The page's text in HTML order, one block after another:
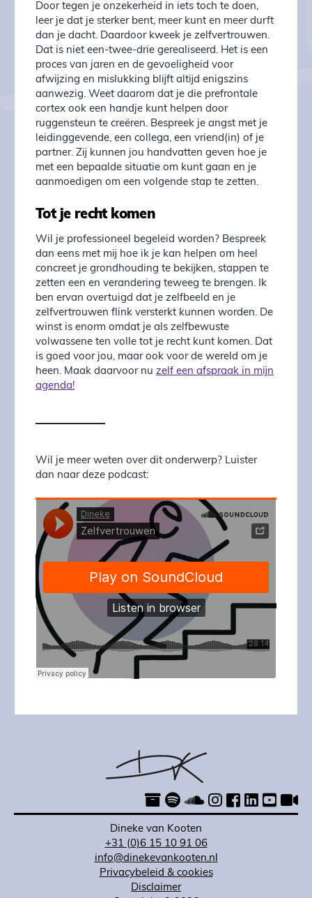
Door tegen je onzekerheid in iets toch te doen,
leer je dat je sterker bent, meer kunt en meer durft
dan je dacht. Daardoor kweek je zelfvertrouwen.
Dat is niet een-twee-drie gerealiseerd. Het is een
proces van jaren en de gevoeligheid voor
afwijzing en mislukking blijft altijd enigszins
aanwezig. Weet daarom dat je die prefrontale
cortex ook een handje kunt helpen door
ruggensteun te creëren. Bespreek je angst met je
leidinggevende, een collega, een vriend(in) of je
partner. Zij kunnen jou handvatten geven hoe je
met een bepaalde situatie om kunt gaan en je
aanmoedigen om een volgende stap te zetten.
Tot je recht komen
Wil je professioneel begeleid worden? Bespreek
dan eens met mij hoe ik je kan helpen om heel
concreet je grondhouding te bekijken, stappen te
zetten een en verandering teweeg te brengen. Ik
ben ervan overtuigd dat je zelfbeeld en je
zelfvertrouwen flink versterkt kunnen worden. De
winst is enorm omdat je als zelfbewuste
volwassene ten volle tot je recht kunt komen. Dat
is goed voor jou, maar ook voor de wereld om je
heen. Maak daarvoor nu zelf een afspraak in mijn
agenda!
Wil je meer weten over dit onderwerp? Luister
dan naar deze podcast:
Dineke van Kooten
+31 (0)6 15 10 91 06
info@dinekevankooten.nl
Privacybeleid & cookies
Disclaimer